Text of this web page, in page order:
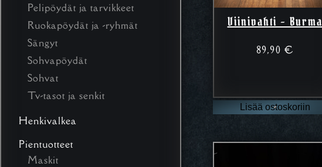
Pelipöydät ja tarvikkeet
Ruokapöydät ja -ryhmät
Sängyt
Sohvapöydät
Sohvat
Tv-tasot ja senkit
Henkivalkea
Pientuotteet
Maskit
Viinivahti – Burma
89,90 €
Lisää ostoskoriin